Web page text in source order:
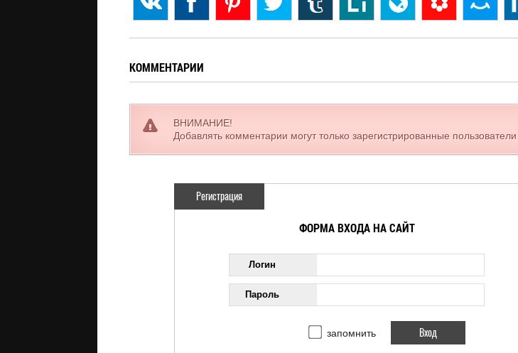
КОММЕНТАРИИ
ВНИМАНИЕ!
Добавлять комментарии могут только зарегистрированные пользователи
Регистрация
ФОРМА ВХОДА НА САЙТ
Логин
Пароль
запомнить